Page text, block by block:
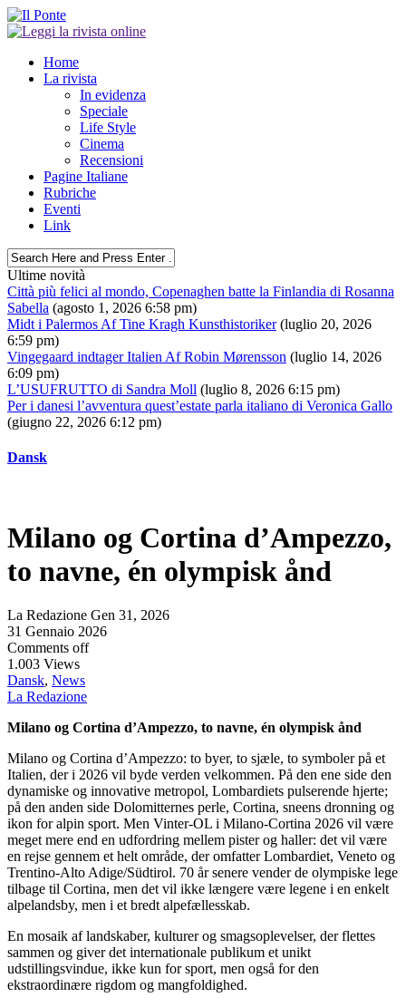
Home
La rivista
In evidenza
Speciale
Life Style
Cinema
Recensioni
Pagine Italiane
Rubriche
Eventi
Link
Ultime novità
Città più felici al mondo, Copenaghen batte la Finlandia di Rosanna
Sabella (agosto 1, 2026 6:58 pm)
Midt i Palermos Af Tine Kragh Kunsthistoriker (luglio 20, 2026
6:59 pm)
Vingegaard indtager Italien Af Robin Mørensson (luglio 14, 2026
6:09 pm)
L’USUFRUTTO di Sandra Moll (luglio 8, 2026 6:15 pm)
Per i danesi l’avventura quest’estate parla italiano di Veronica Gallo
(giugno 22, 2026 6:12 pm)
Dansk
Milano og Cortina d’Ampezzo,
to navne, én olympisk ånd
La Redazione Gen 31, 2026
31 Gennaio 2026
Comments off
1.003 Views
Dansk, News
La Redazione
Milano og Cortina d’Ampezzo, to navne, én olympisk ånd
Milano og Cortina d’Ampezzo: to byer, to sjæle, to symboler på et
Italien, der i 2026 vil byde verden velkommen. På den ene side den
dynamiske og innovative metropol, Lombardiets pulserende hjerte;
på den anden side Dolomitternes perle, Cortina, sneens dronning og
ikon for alpin sport. Men Vinter-OL i Milano-Cortina 2026 vil være
meget mere end en udfordring mellem pister og haller: det vil være
en rejse gennem et helt område, der omfatter Lombardiet, Veneto og
Trentino-Alto Adige/Südtirol. 70 år senere vender de olympiske lege
tilbage til Cortina, men det vil ikke længere være legene i en enkelt
alpelandsby, men i et bredt alpefællesskab.
En mosaik af landskaber, kulturer og smagsoplevelser, der flettes
sammen og giver det internationale publikum et unikt
udstillingsvindue, ikke kun for sport, men også for den
ekstraordinære rigdom og mangfoldighed.